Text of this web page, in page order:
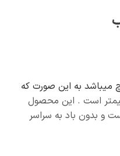
شده حدود ۲۵ سانتیمتر است . این محصول
و بدون باد به سراسر